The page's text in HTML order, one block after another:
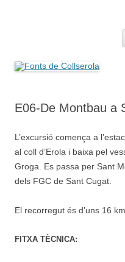
E06-De Montbau a
L’excursió comença a
al coll d’Erola i baixa pel
Groga. Es passa per Sant
dels FGC de Sant Cugat.
El recorregut és d’uns 16
FITXA TÈCNICA: